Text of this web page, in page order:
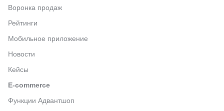
Воронка продаж
Рейтинги
Мобильное приложение
Новости
Кейсы
E-commerce
Функции Адвантшоп